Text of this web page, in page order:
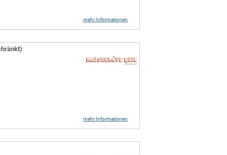
mehr Informationen
mehr Informationen